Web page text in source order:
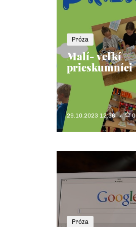
Próza
Malí- veľkí
prieskumníci
29.10.2023 12:36 0
Próza